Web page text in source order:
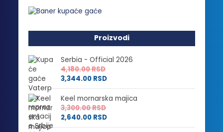
Proizvodi
Serbia - Official 2026
4,180.00RSD
3,344.00 RSD
Keel mornarska majica
3,300.00RSD
2,640.00 RSD